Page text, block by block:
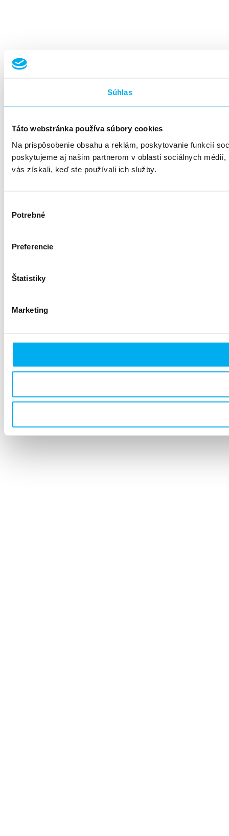
Súhlas
Táto webstránka používa súbory cookies
Na prispôsobenie obsahu a reklám, poskytovanie funkcií
poskytujeme aj našim partnerom v oblasti sociálnych
vás získali, keď ste používali ich služby.
súhlasu
Potrebné
Preferencie
Štatistiky
Marketing